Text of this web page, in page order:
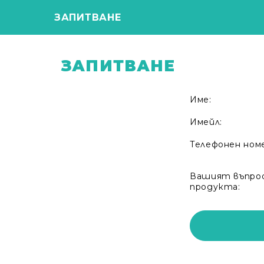
ЗАПИТВАНЕ
ЗАПИТВАНЕ
Име:
Имейл:
Телефонен
Вашият
продукта: